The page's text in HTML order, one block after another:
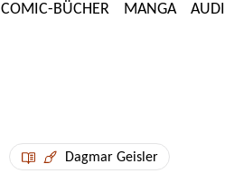
COMIC-BÜCHER MANGA
Dagmar Geisler